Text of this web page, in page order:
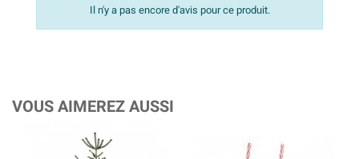
Il n'y a pas encore d'avis pour ce produit.
VOUS AIMEREZ AUSSI